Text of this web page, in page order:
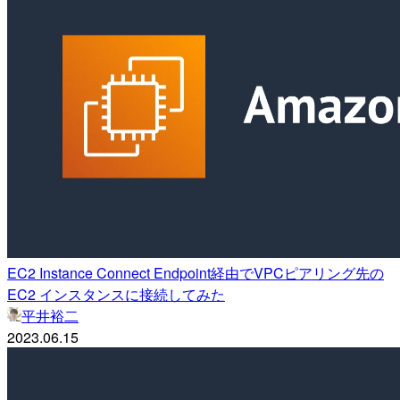
EC2 Instance Connect Endpoint経由でVPCピアリング先の
EC2 インスタンスに接続してみた
平井裕二
2023.06.15